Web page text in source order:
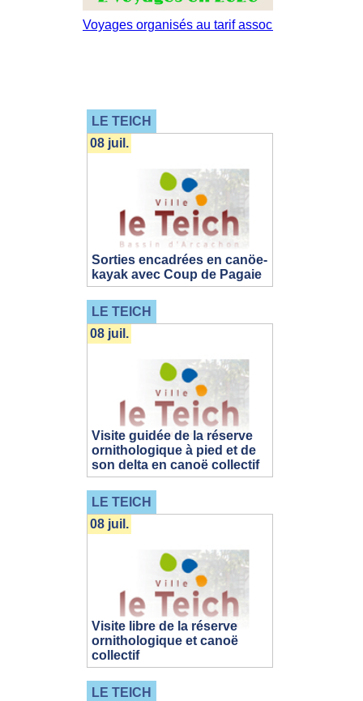
LE TEICH
Sorties encadrées en canöe-
kayak avec Coup de Pagaie
08 juil.
LE TEICH
Visite guidée de la réserve
ornithologique à pied et de
son delta en canoë collectif
08 juil.
LE TEICH
Visite libre de la réserve
ornithologique et canoë
collectif
08 juil.
LE TEICH